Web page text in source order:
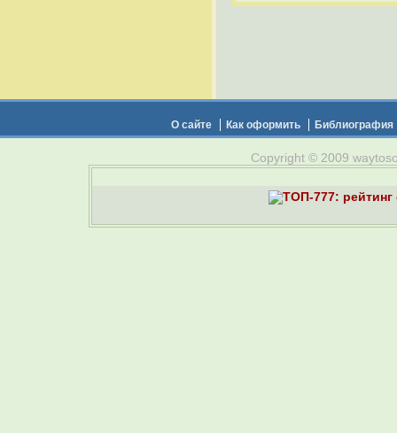
О сайте Как оформить Библиография
Copyright © 2009